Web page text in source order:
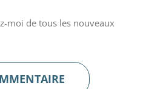
moi de tous les nouveaux